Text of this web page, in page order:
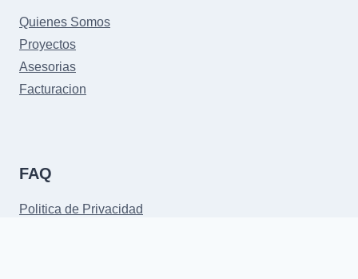
Quienes Somos
Proyectos
Asesorias
Facturacion
FAQ
Politica de Privacidad